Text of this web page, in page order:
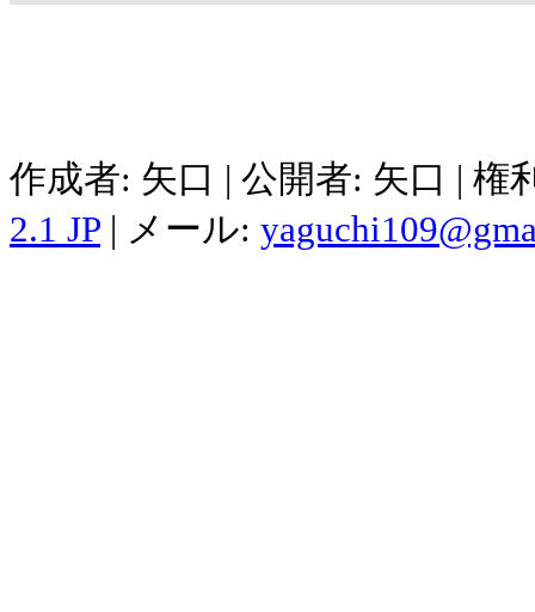
作成者: 矢口 | 公開者: 矢口 |
2.1 JP | メール: